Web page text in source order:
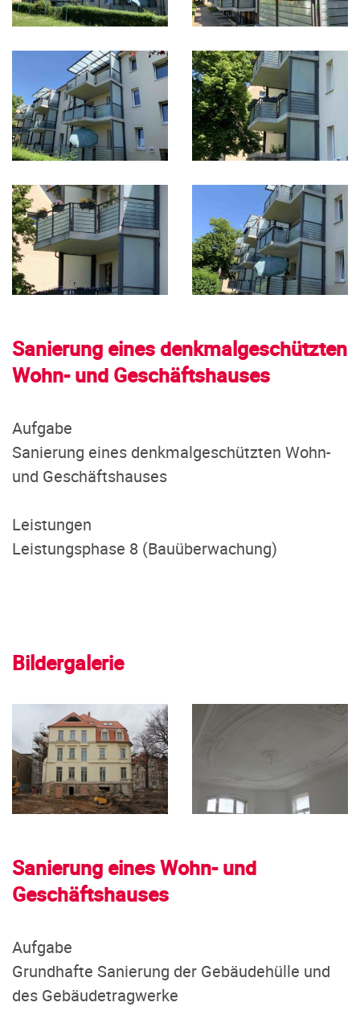
Sanierung eines denkmalgeschützten
Wohn- und Geschäftshauses
Aufgabe
Sanierung eines denkmalgeschützten Wohn-
und Geschäftshauses
Leistungen
Leistungsphase 8 (Bauüberwachung)
Bildergalerie
Sanierung eines Wohn- und
Geschäftshauses
Aufgabe
Grundhafte Sanierung der Gebäudehülle und
des Gebäudetragwerke